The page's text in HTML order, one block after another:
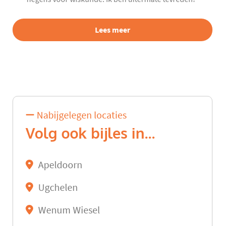
Lees meer
Nabijgelegen locaties
Volg ook bijles in...
Apeldoorn
Ugchelen
Wenum Wiesel